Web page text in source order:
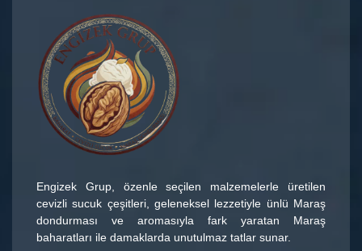
Engizek Grup, özenle seçilen malzemelerle üretilen
cevizli sucuk çeşitleri, geleneksel lezzetiyle ünlü Maraş
dondurması ve aromasıyla fark yaratan Maraş
baharatları ile damaklarda unutulmaz tatlar sunar.